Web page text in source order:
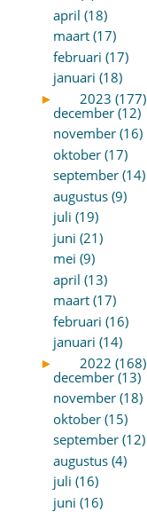
april (18)
maart (17)
februari (17)
januari (18)
►
2023 (177)
december (12)
november (16)
oktober (17)
september (14)
augustus (9)
juli (19)
juni (21)
mei (9)
april (13)
maart (17)
februari (16)
januari (14)
►
2022 (168)
december (13)
november (18)
oktober (15)
september (12)
augustus (4)
juli (16)
juni (16)